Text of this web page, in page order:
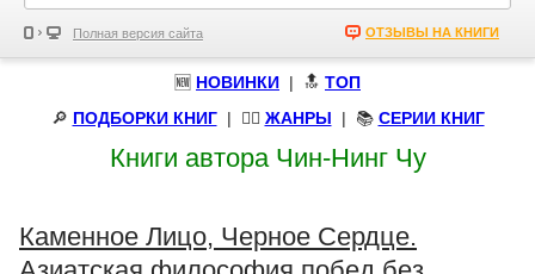
Полная версия сайта ОТЗЫВЫ НА КНИГИ
🆕 НОВИНКИ | 🔝 ТОП
🔎 ПОДБОРКИ КНИГ| 🧝‍♀️ ЖАНРЫ | 📚 СЕРИИ КНИГ
Книги автора Чин-Нинг Чу
Каменное Лицо, Черное Сердце.